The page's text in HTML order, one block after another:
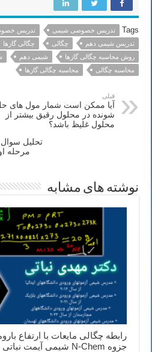
Tags تدریس خصوصی شیمی
تدریس
تدریس شیمی دهم
چگالی چگالی گازها
روش محاسبه چگالی گازها
شیمی دهم
محاسبه چگالی
محاسبه چگالی گازها
قبلی
آیا ممکن است شمار مول های
شونده در محلول رقیق بیشتر از
محلول غلیظ باشد؟
مرحله
نوشته های مشابه
جزوه N-Chem شیمی آیمت نباتی